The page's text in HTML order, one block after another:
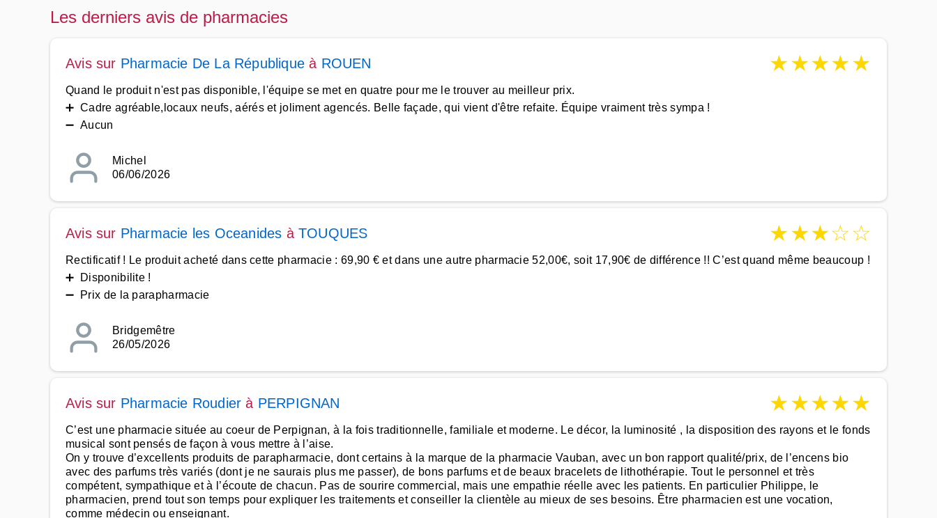
Les derniers avis de pharmacies
Avis sur Pharmacie De La République à ROUEN ★★★★★
Quand le produit n'est pas disponible, l'équipe se met en quatre pour me le trouver au meilleur prix.
➕ Cadre agréable,locaux neufs, aérés et joliment agencés. Belle façade, qui vient d'être refaite. Équipe vraiment très sympa !
➖ Aucun
Michel
06/06/2026
Avis sur Pharmacie les Oceanides àTOUQUES ★★★☆☆
Rectificatif ! Le produit acheté dans cette pharmacie : 69,90 € et dans une autre pharmacie 52,00€, soit 17,90€ de différence !! C’est quand même beaucoup !
➕ Disponibilite !
➖ Prix de la parapharmacie
Bridgemêtre
26/05/2026
Avis sur Pharmacie Roudier à PERPIGNAN ★★★★★
C’est une pharmacie située au coeur de Perpignan, à la fois traditionnelle, familiale et moderne. Le décor, la luminosité , la disposition des rayons et le fonds
musical sont pensés de façon à vous mettre à l’aise.
On y trouve d’excellents produits de parapharmacie, dont certains à la marque de la pharmacie Vauban, avec un bon rapport qualité/prix, de l’encens bio
avec des parfums très variés (dont je ne saurais plus me passer), de bons parfums et de beaux bracelets de lithothérapie. Tout le personnel et très
compétent, sympathique et à l’écoute de chacun. Pas de sourire commercial, mais une empathie réelle avec les patients. En particulier Philippe, le
pharmacien, prend tout son temps pour expliquer les traitements et conseiller la clientèle au mieux de ses besoins. Être pharmacien est une vocation,
comme médecin ou enseignant.